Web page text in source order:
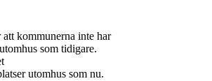
kommunerna inte har
som tidigare.
utomhus som nu.